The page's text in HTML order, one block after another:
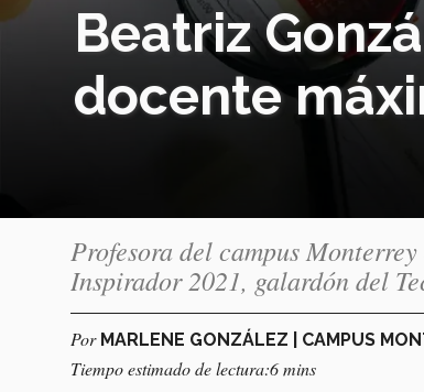
Beatriz
docente
Profesora del campus
Inspirador 2021, galardón del
Por MARLENE GONZÁLEZ | CAMPUS
Tiempo estimado de lectura:6 mins